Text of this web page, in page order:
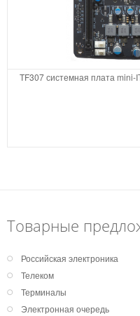
TF307 системная плата mini-
Товарные
Российская электроника
Телеком
Терминалы
Электронная очередь